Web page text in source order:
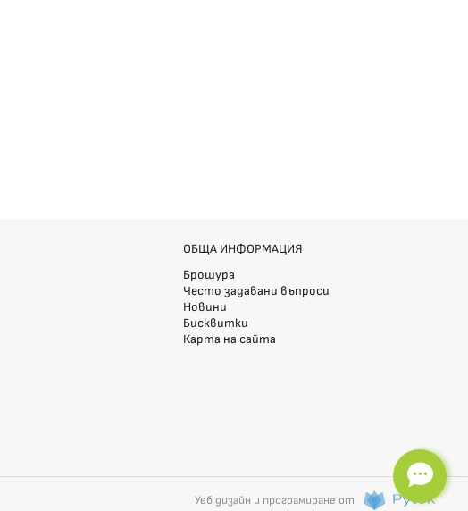
ОБЩА ИНФОРМАЦИЯ
Брошура
Често задавани въпроси
Новини
Бисквитки
Карта на сайта
Уеб дизайн и програмиране от